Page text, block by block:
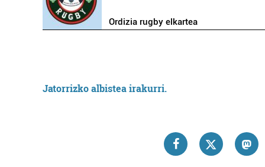
Ordizia rugby elkartea
Jatorrizko albistea irakurri.